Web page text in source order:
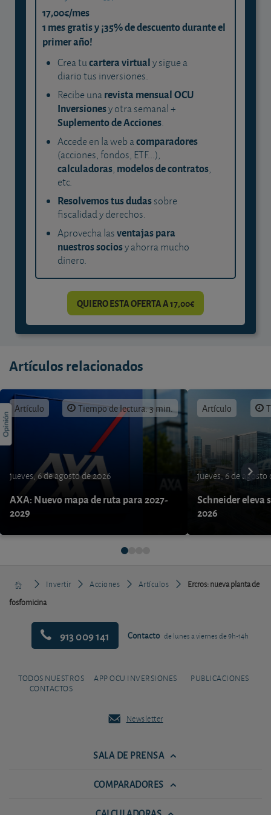
17,00€/mes
1 mes gratis y ¡35% de descuento durante el
primer año!
Crea tucartera virtualy sigue a
diario tus inversiones.
Recibe unarevista mensual OCU
Inversionesy otra semanal +
Suplemento de Acciones.
Accede en la web acomparadores
(acciones, fondos, ETF...),
calculadoras, modelos de contratos,
etc.
Resolvemos tus dudassobre
fiscalidad y derechos.
Aprovecha lasventajas para
nuestros sociosy ahorra mucho
dinero.
QUIERO ESTA OFERTA A 17,00€
Artículos relacionados
Artículo Tiempo de lectura: 3 min.
jueves, 6 de agosto de 2026
AXA: Nuevo mapa de ruta para 2027-
2029
Artículo
jueves, 6 de agosto
Schneider eleva
2026
Invertir Acciones Artículos
Ercros: nueva planta de
fosfomicina
913 009 141 Contacto de lunes a viernes de 9h-14h
TODOS NUESTROS
CONTACTOS
APP OCU INVERSIONES PUBLICACIONES
Newsletter
SALA DE PRENSA
COMPARADORES